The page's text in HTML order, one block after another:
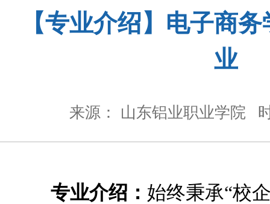
【专业介绍】电子商
业
来源： 山东铝业职业学院
专业介绍： 始终秉承“校